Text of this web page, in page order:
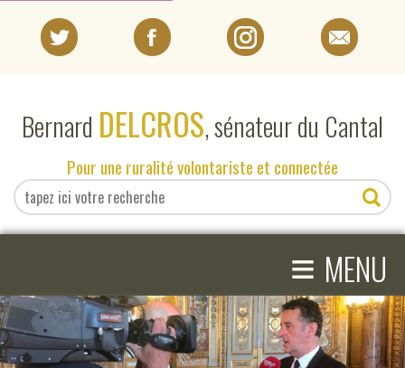
Bernard DELCROS, sénateur du Cantal
Pour une ruralité volontariste et connectée
≡ MENU
EN DIRECT DU SÉNAT
EN DIRECT DU CANTAL
COMPRENDRE LE SÉNAT